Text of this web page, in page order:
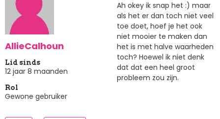
AllieCalhoun
Lid sinds
12 jaar 8 maanden
Rol
Gewone gebruiker
Ah okey ik snap het :) maar
als het er dan toch niet veel
toe doet, hoef je het ook
niet mooier te maken dan
het is met halve waarheden
toch? Hoewel ik niet denk
dat dat een heel groot
probleem zou zijn.